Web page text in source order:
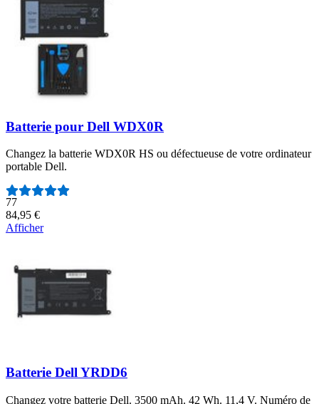
Batterie pour Dell WDX0R
Changez la batterie WDX0R HS ou défectueuse de votre ordinateur
portable Dell.
Nombre d'avis :
77
84,95 €
Afficher
Batterie Dell YRDD6
Changez votre batterie Dell. 3500 mAh. 42 Wh. 11,4 V. Numéro de